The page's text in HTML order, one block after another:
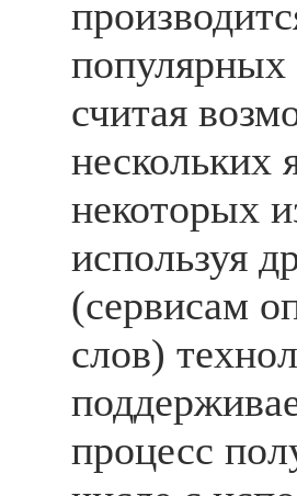
популярных
считая
нескольких
некоторых
используя
(сервисам
слов)
процесс